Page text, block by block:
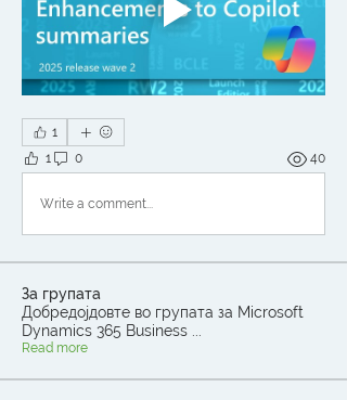
1
1
0 40
Write a comment...
За групата
Добредојдовте во групата за Microsoft
Dynamics 365 Business
Read more